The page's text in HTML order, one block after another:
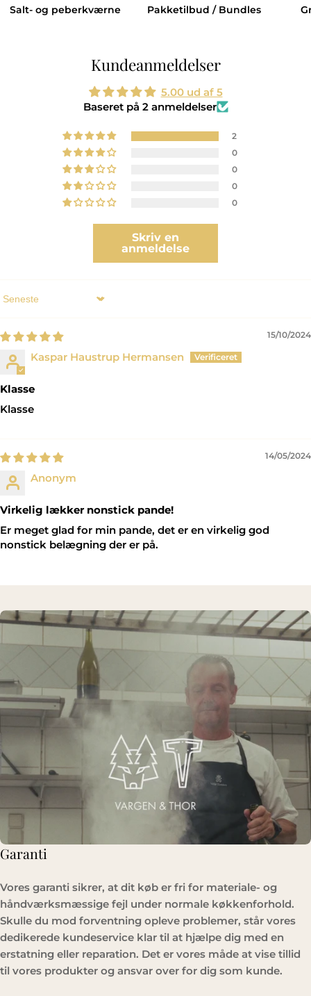
Salt- og peberkværne Pakketilbud / Bundles
Kundeanmeldelser
5.00 ud af 5
Baseret på 2 anmeldelser
2
0
0
0
0
Skriv en
anmeldelse
Sort by
15/10/2024
Kaspar Haustrup Hermansen
Klasse
Klasse
14/05/2024
Anonym
Virkelig lækker nonstick pande!
Er meget glad for min pande, det er en virkelig god
nonstick belægning der er på.
Garanti
Vores garanti sikrer, at dit køb er fri for materiale- og
håndværksmæssige fejl under normale køkkenforhold.
Skulle du mod forventning opleve problemer, står vores
dedikerede kundeservice klar til at hjælpe dig med en
erstatning eller reparation. Det er vores måde at vise tillid
til vores produkter og ansvar over for dig som kunde.